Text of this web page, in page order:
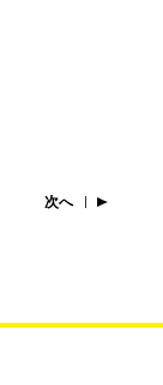
次へ